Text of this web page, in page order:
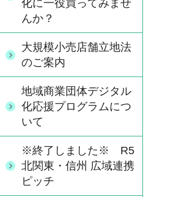
化に一役買ってみませ
んか？
大規模小売店舗立地法
のご案内
地域商業団体デジタル
化応援プログラムにつ
いて
※終了しました※ R5
北関東・信州 広域連携
ピッチ